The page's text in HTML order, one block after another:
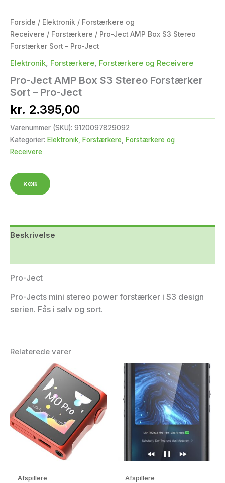
Forside / Elektronik / Forstærkere og
Receivere / Forstærkere / Pro-Ject AMP Box S3 Stereo
Forstærker Sort – Pro-Ject
Elektronik Forstærkere Forstærkere og Receivere
Pro-Ject AMP Box S3 Stereo Forstærker
Sort – Pro-Ject
kr. 2.395,00
Varenummer (SKU): 9120097829092
Kategorier: Elektronik, Forstærkere, Forstærkere og
Receivere
KØB
Beskrivelse
Pro-Ject
Pro-Jects mini stereo power forstærker i S3 design
serien. Fås i sølv og sort.
Relaterede varer
Afspillere Afspillere